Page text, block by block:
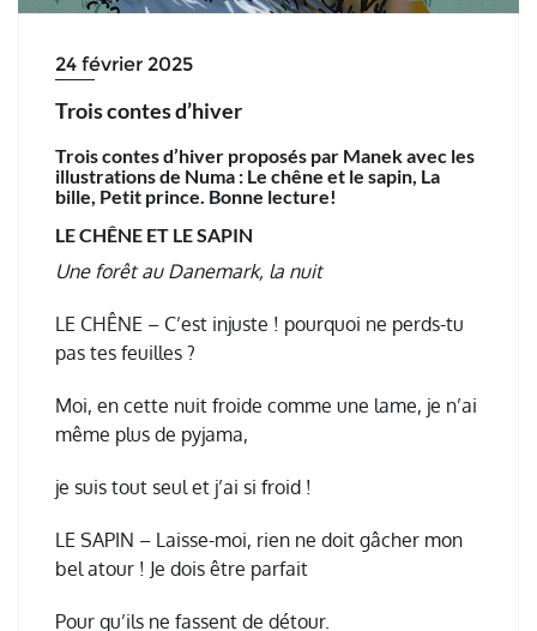
24 février 2025
Trois contes d’hiver
Trois contes d’hiver proposés par Manek avec les
illustrations de Numa : Le chêne et le sapin, La
bille, Petit prince. Bonne lecture!
LE CHÊNE ET LE SAPIN
Une forêt au Danemark, la nuit
LE CHÊNE – C’est injuste ! pourquoi ne perds-tu
pas tes feuilles ?
Moi, en cette nuit froide comme une lame, je n’ai
même plus de pyjama,
je suis tout seul et j’ai si froid !
LE SAPIN – Laisse-moi, rien ne doit gâcher mon
bel atour ! Je dois être parfait
Pour qu’ils ne fassent de détour.